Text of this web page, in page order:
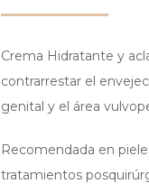
Crema Hidratante y
contrarrestar el
genital y el área
Recomendada en
tratamientos